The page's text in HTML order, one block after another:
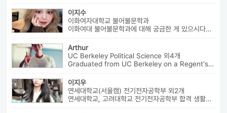
이지수
이화여자대학교 불어불문학과
이화여대 불어불문학과에 대해 궁금한 게 있으시다면 번호로 연락 바랍니다...
Arthur
UC Berkeley Political Science 외4개
Graduated from UC Berkeley on a Regent's Scholarship. Af...
이지우
연세대학교(서울캠) 전기전자공학부 외2개
연세대학교, 고려대학교 전기전자공학부 합격 생활기록부, 내신, 활동 등...